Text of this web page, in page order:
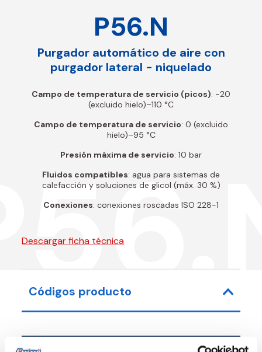
P56.N
Purgador automático de aire con
purgador lateral - niquelado
Campo de temperatura de servicio (picos): -20
(excluido hielo)–110 °C
Campo de temperatura de servicio: 0 (excluido
hielo)–95 °C
Presión máxima de servicio: 10 bar
Fluidos compatibles: agua para sistemas de
calefacción y soluciones de glicol (máx. 30 %)
Conexiones: conexiones roscadas ISO 228-1
Descargar ficha técnica
Códigos producto